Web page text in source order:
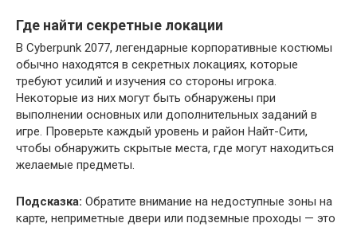
Где найти секретные локации
В Cyberpunk 2077, легендарные корпоративные костюмы
обычно находятся в секретных локациях, которые
требуют усилий и изучения со стороны игрока.
Некоторые из них могут быть обнаружены при
выполнении основных или дополнительных заданий в
игре. Проверьте каждый уровень и район Найт-Сити,
чтобы обнаружить скрытые места, где могут находиться
желаемые предметы.
Подсказка: Обратите внимание на недоступные зоны на
карте, неприметные двери или подземные проходы — это